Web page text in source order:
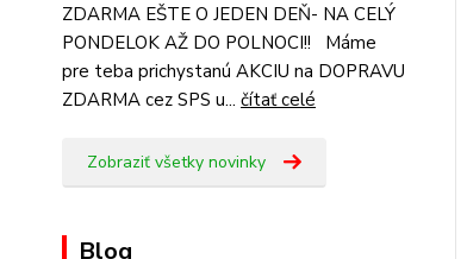
ZDARMA EŠTE O JEDEN DEŇ- NA CELÝ
PONDELOK AŽ DO POLNOCI!! Máme
pre teba prichystanú AKCIU na DOPRAVU
ZDARMA cez SPS u... čítať celé
Zobraziť všetky novinky
Blog